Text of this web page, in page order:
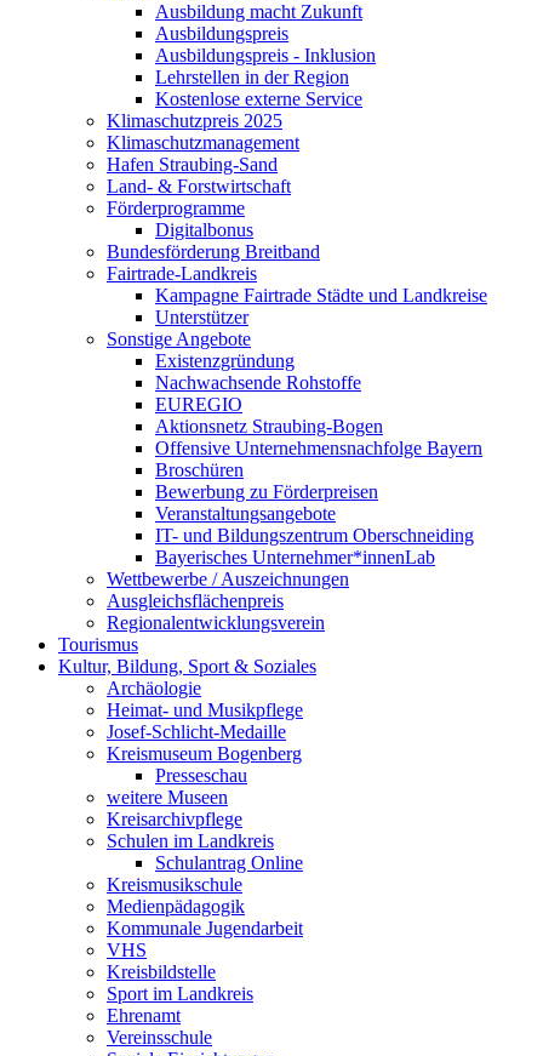
Ausbildung macht Zukunft
Ausbildungspreis
Ausbildungspreis - Inklusion
Lehrstellen in der Region
Kostenlose externe Service
Klimaschutzpreis 2025
Klimaschutzmanagement
Hafen Straubing-Sand
Land- & Forstwirtschaft
Förderprogramme
Digitalbonus
Bundesförderung Breitband
Fairtrade-Landkreis
Kampagne Fairtrade Städte und Landkreise
Unterstützer
Sonstige Angebote
Existenzgründung
Nachwachsende Rohstoffe
EUREGIO
Aktionsnetz Straubing-Bogen
Offensive Unternehmensnachfolge Bayern
Broschüren
Bewerbung zu Förderpreisen
Veranstaltungsangebote
IT- und Bildungszentrum Oberschneiding
Bayerisches Unternehmer*innenLab
Wettbewerbe / Auszeichnungen
Ausgleichsflächenpreis
Regionalentwicklungsverein
Tourismus
Kultur, Bildung, Sport & Soziales
Archäologie
Heimat- und Musikpflege
Josef-Schlicht-Medaille
Kreismuseum Bogenberg
Presseschau
weitere Museen
Kreisarchivpflege
Schulen im Landkreis
Schulantrag Online
Kreismusikschule
Medienpädagogik
Kommunale Jugendarbeit
VHS
Kreisbildstelle
Sport im Landkreis
Ehrenamt
Vereinsschule